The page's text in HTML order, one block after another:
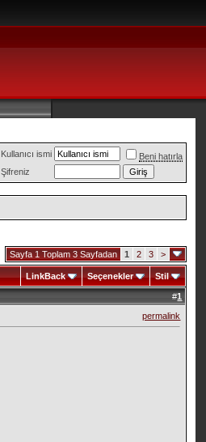
Kullanıcı ismi
Beni hatırla
Şifreniz
Sayfa 1 Toplam 3 Sayfadan 1 2 3 >
LinkBack Seçenekler Stil
#1
permalink